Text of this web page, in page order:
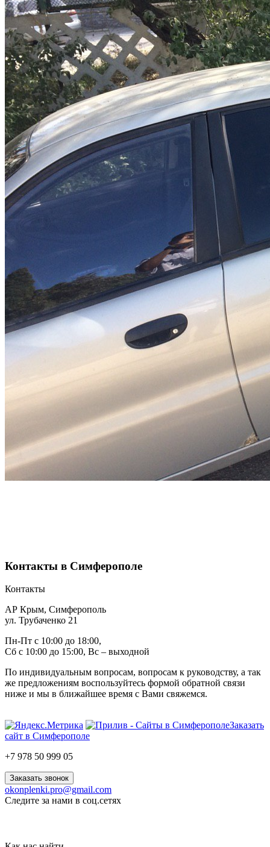
Контакты в Симферополе
Контакты
АР Крым, Симферополь
ул. Трубаченко 21
Пн-Пт с 10:00 до 18:00,
Сб с 10:00 до 15:00, Вс – выходной
По индивидуальным вопросам, вопросам к руководству, а так
же предложениям воспользуйтесь формой обратной связи
ниже и мы в ближайшее время с Вами свяжемся.
Заказать
сайт в Симферополе
+7 978 50 999 05
Заказать звонок
okonplenki.pro@gmail.com
Следите за нами в соц.сетях